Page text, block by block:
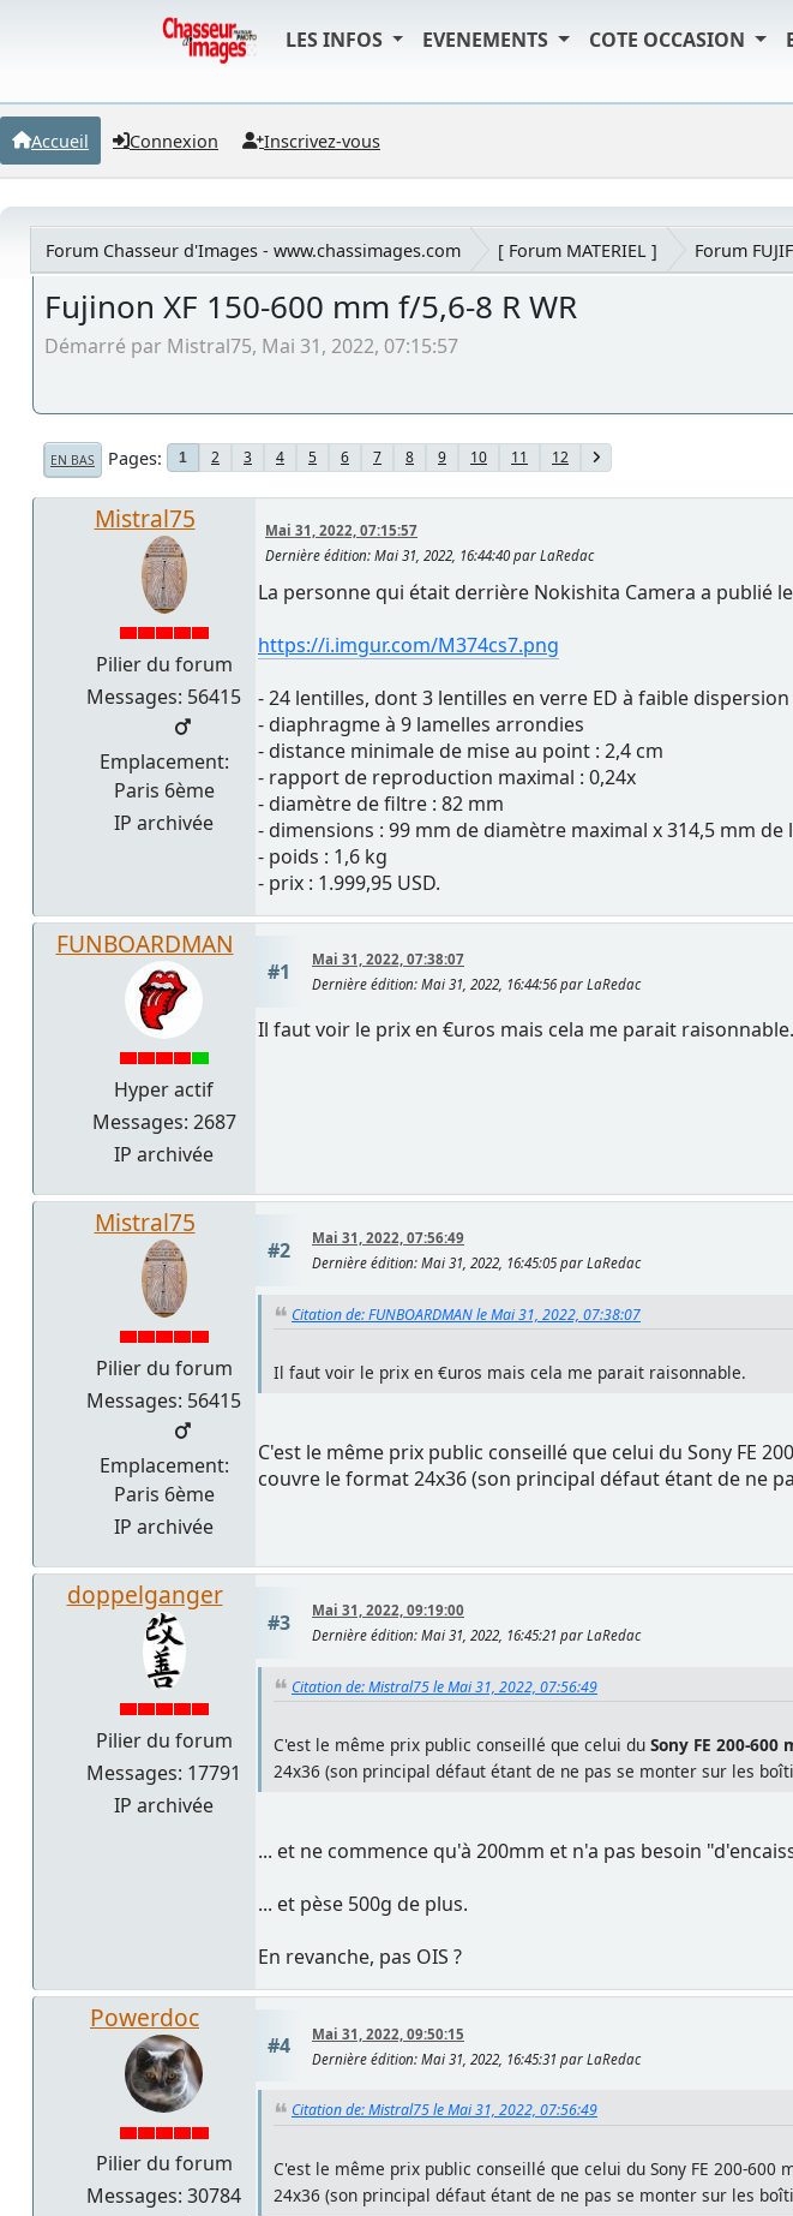
LES INFOS EVENEMENTS COTE OCCASION
Accueil Connexion Inscrivez-vous
Forum Chasseur d'Images - www.chassimages.com [ Forum MATERIEL ] Forum
Fujinon XF 150-600 mm f/5,6-8 R WR
Démarré par Mistral75, Mai 31, 2022, 07:15:57
EN BAS Pages 1 2 3 4 5 6 7 8 9 10 11 12
Mistral75
Pilier du forum
Messages: 56415
Emplacement:
Paris 6ème
IP archivée
Mai 31, 2022, 07:15:57
Dernière édition: Mai 31, 2022, 16:44:40 par LaRedac
La personne qui était derrière Nokishita Camera a publié
https://i.imgur.com/M374cs7.png
- 24 lentilles, dont 3 lentilles en verre ED à faible
- diaphragme à 9 lamelles arrondies
- distance minimale de mise au point : 2,4 cm
- rapport de reproduction maximal : 0,24x
- diamètre de filtre : 82 mm
- dimensions : 99 mm de diamètre maximal x 314,5 mm
- poids : 1,6 kg
- prix : 1.999,95 USD.
FUNBOARDMAN
Hyper actif
Messages: 2687
IP archivée
#1
Mai 31, 2022, 07:38:07
Dernière édition: Mai 31, 2022, 16:44:56 par LaRedac
Il faut voir le prix en €uros mais cela me parait raisonnable.
Mistral75
Pilier du forum
Messages: 56415
Emplacement:
Paris 6ème
IP archivée
#2
Mai 31, 2022, 07:56:49
Dernière édition: Mai 31, 2022, 16:45:05 par LaRedac
Citation de: FUNBOARDMAN le Mai 31, 2022, 07:38:07
Il faut voir le prix en €uros mais cela me parait raisonnable.
C'est le même prix public conseillé que celui du Sony FE
couvre le format 24x36 (son principal défaut étant de ne
doppelganger
Pilier du forum
Messages: 17791
IP archivée
#3
Mai 31, 2022, 09:19:00
Dernière édition: Mai 31, 2022, 16:45:21 par LaRedac
Citation de: Mistral75 le Mai 31, 2022, 07:56:49
C'est le même prix public conseillé que celui du Sony FE 200-600
24x36 (son principal défaut étant de ne pas se monter sur les
... et ne commence qu'à 200mm et n'a pas besoin
... et pèse 500g de plus.
En revanche, pas OIS ?
Powerdoc
Pilier du forum
Messages: 30784
#4
Mai 31, 2022, 09:50:15
Dernière édition: Mai 31, 2022, 16:45:31 par LaRedac
Citation de: Mistral75 le Mai 31, 2022, 07:56:49
C'est le même prix public conseillé que celui du Sony FE 200-
24x36 (son principal défaut étant de ne pas se monter sur les